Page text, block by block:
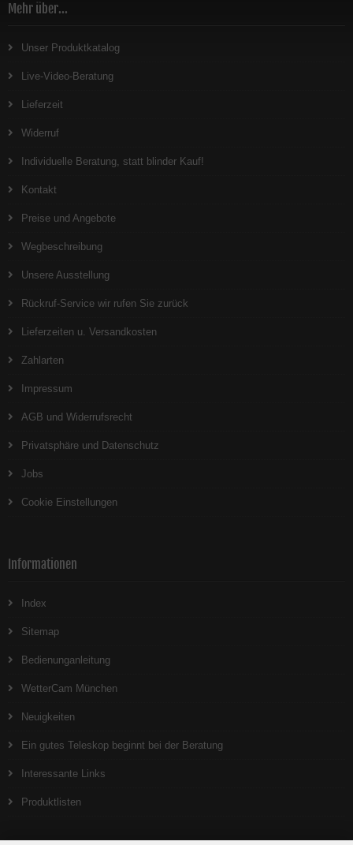
Mehr über...
Unser Produktkatalog
Live-Video-Beratung
Lieferzeit
Widerruf
Individuelle Beratung, statt blinder Kauf!
Kontakt
Preise und Angebote
Wegbeschreibung
Unsere Ausstellung
Rückruf-Service wir rufen Sie zurück
Lieferzeiten u. Versandkosten
Zahlarten
Impressum
AGB und Widerrufsrecht
Privatsphäre und Datenschutz
Jobs
Cookie Einstellungen
Informationen
Index
Sitemap
Bedienunganleitung
WetterCam München
Neuigkeiten
Ein gutes Teleskop beginnt bei der Beratung
Interessante Links
Produktlisten